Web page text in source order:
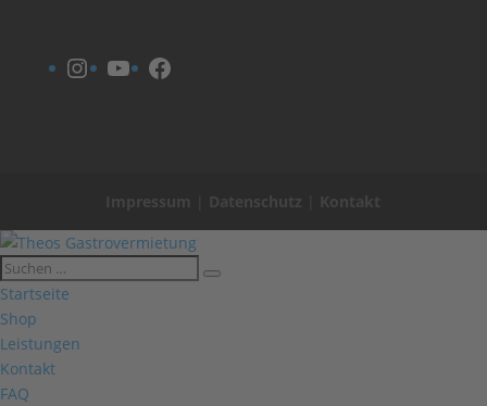
Instagram
YouTubeFacebook
Impressum Datenschutz Kontakt
Startseite
Shop
Leistungen
Kontakt
FAQ